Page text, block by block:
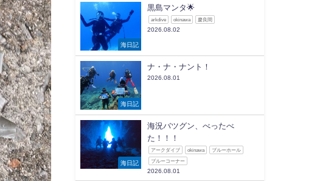
海日記
黒島マンタ🌟
arkdive okinawa 慶良間
2026.08.02
海日記
ナ・ナ・ナント！
2026.08.01
海日記
海況バツグン、べったべ
た！！！
アークダイブ okinawa ブルーホール
ブルーコーナー
2026.08.01